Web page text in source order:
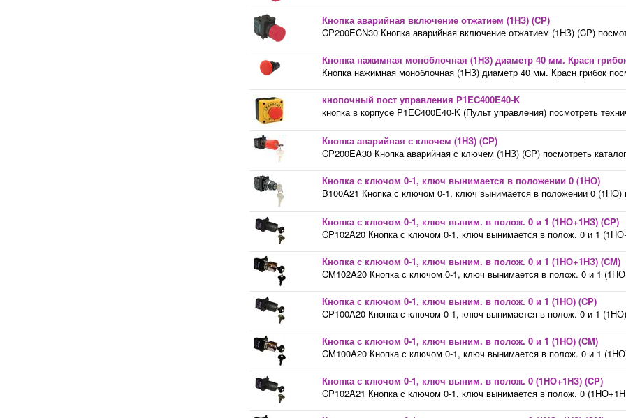
Кнопка аварийная включение отжатием (1НЗ) (CP)
CP200ECN30 Кнопка аварийная включение отжатием (1НЗ) (CP)
Кнопка нажимная моноблочная (1НЗ) диаметр 40 мм. Красн
Кнопка нажимная моноблочная (1НЗ) диаметр 40 мм. Красн грибок
кнопочный пост управления P1EC400E40-K
кнопка в корпусе P1EC400E40-K (Пульт управления) посмотреть
Кнопка аварийная с ключем (1НЗ) (CP)
CP200EA30 Кнопка аварийная с ключем (1НЗ) (CP) посмотреть каталог
Кнопка с ключом 0-1, ключ вынимается в положении 0 (1НО)
B100A21 Кнопка с ключом 0-1, ключ вынимается в положении 0 (1НО)
Кнопка с ключом 0-1, ключ выним. в полож. 0 и 1 (1НО+1НЗ) (CP)
CP102A20 Кнопка с ключом 0-1, ключ вынимается в полож. 0 и 1
Кнопка с ключом 0-1, ключ выним. в полож. 0 и 1 (1НО+1НЗ) (CM)
CM102A20 Кнопка с ключом 0-1, ключ вынимается в полож. 0 и 1
Кнопка с ключом 0-1, ключ выним. в полож. 0 и 1 (1НО) (CP)
CP100A20 Кнопка с ключом 0-1, ключ вынимается в полож. 0 и 1 (1НО)
Кнопка с ключом 0-1, ключ выним. в полож. 0 и 1 (1НО) (CM)
CM100A20 Кнопка с ключом 0-1, ключ вынимается в полож. 0 и 1
Кнопка с ключом 0-1, ключ выним. в полож. 0 (1НО+1НЗ) (CP)
CP102A21 Кнопка с ключом 0-1, ключ вынимается в полож. 0